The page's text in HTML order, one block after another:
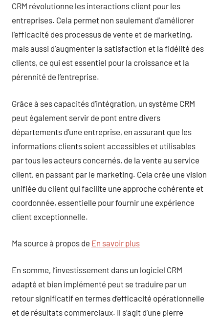
CRM révolutionne les interactions client pour les
entreprises. Cela permet non seulement d’améliorer
l’efficacité des processus de vente et de marketing,
mais aussi d’augmenter la satisfaction et la fidélité des
clients, ce qui est essentiel pour la croissance et la
pérennité de l’entreprise.
Grâce à ses capacités d’intégration, un système CRM
peut également servir de pont entre divers
départements d’une entreprise, en assurant que les
informations clients soient accessibles et utilisables
par tous les acteurs concernés, de la vente au service
client, en passant par le marketing. Cela crée une vision
unifiée du client qui facilite une approche cohérente et
coordonnée, essentielle pour fournir une expérience
client exceptionnelle.
Ma source à propos de En savoir plus
En somme, l’investissement dans un logiciel CRM
adapté et bien implémenté peut se traduire par un
retour significatif en termes d’efficacité opérationnelle
et de résultats commerciaux. Il s’agit d’une pierre